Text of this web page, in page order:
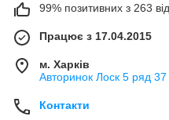
99% позитивних з 263
Працює з 17.04.2015
м. Харків
Авторинок Лоск 5 ряд 37
Контакти